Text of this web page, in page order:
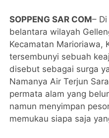
SOPPENG SAR COM–
belantara wilayah
Kecamatan Marioriawa,
tersembunyi sebuah
disebut sebagai surga
Namanya Air Terjun
permata alam yang
namun menyimpan
memukau siapa saja